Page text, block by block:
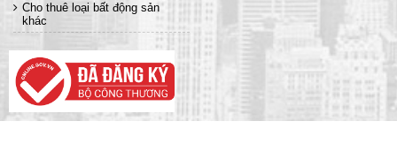
Cho thuê loại bất động sản
khác